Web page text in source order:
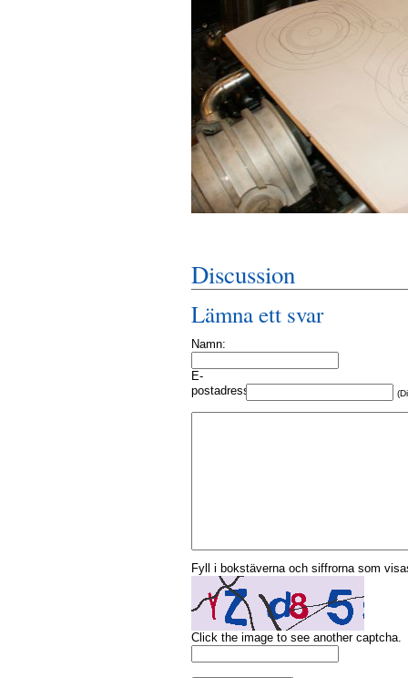
Discussion
Lämna ett svar
Namn:
E-
postadress:
Fyll i bokstäverna och siffrorna som
Click the image to see another captcha.